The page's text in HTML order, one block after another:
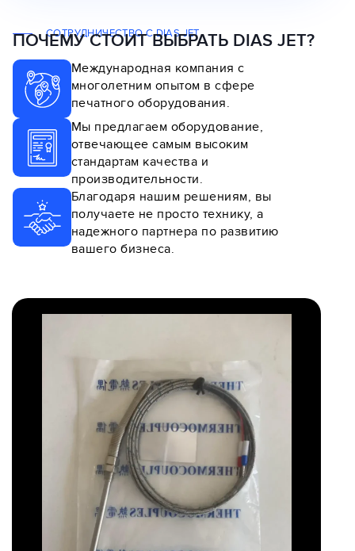
СОТРУДНИЧЕСТВО С DIAS JET
ПОЧЕМУ СТОИТ ВЫБРАТЬ DIAS JET?
Международная компания с
многолетним опытом в сфере
печатного оборудования.
Мы предлагаем оборудование,
отвечающее самым высоким
стандартам качества и
производительности.
Благодаря нашим решениям, вы
получаете не просто технику, а
надежного партнера по развитию
вашего бизнеса.